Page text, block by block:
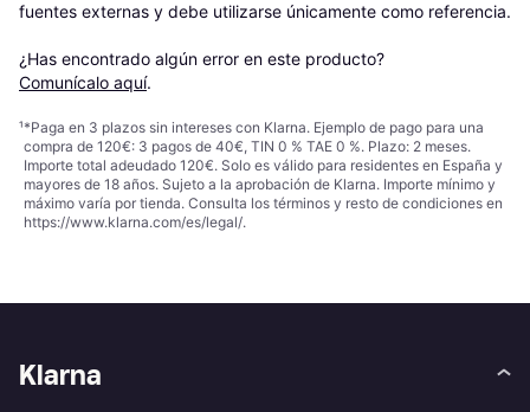
fuentes externas y debe utilizarse únicamente como referencia.
¿Has encontrado algún error en este producto?
Comunícalo aquí.
¹*Paga en 3 plazos sin intereses con Klarna. Ejemplo de pago para una
compra de 120€: 3 pagos de 40€, TIN 0 % TAE 0 %. Plazo: 2 meses.
Importe total adeudado 120€. Solo es válido para residentes en España y
mayores de 18 años. Sujeto a la aprobación de Klarna. Importe mínimo y
máximo varía por tienda. Consulta los términos y resto de condiciones en
https://www.klarna.com/es/legal/.
Klarna